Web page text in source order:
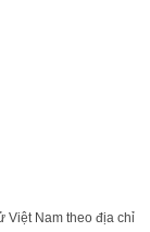
Việt Nam theo địa chỉ